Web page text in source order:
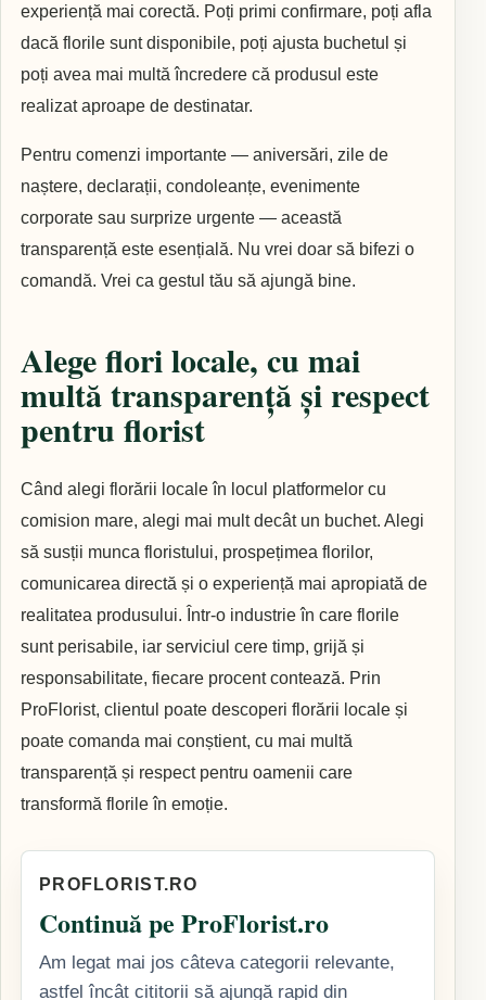
experiență mai corectă. Poți primi confirmare, poți afla
dacă florile sunt disponibile, poți ajusta buchetul și
poți avea mai multă încredere că produsul este
realizat aproape de destinatar.
Pentru comenzi importante — aniversări, zile de
naștere, declarații, condoleanțe, evenimente
corporate sau surprize urgente — această
transparență este esențială. Nu vrei doar să bifezi o
comandă. Vrei ca gestul tău să ajungă bine.
Alege flori locale, cu mai
multă transparență și respect
pentru florist
Când alegi florării locale în locul platformelor cu
comision mare, alegi mai mult decât un buchet. Alegi
să susții munca floristului, prospețimea florilor,
comunicarea directă și o experiență mai apropiată de
realitatea produsului. Într-o industrie în care florile
sunt perisabile, iar serviciul cere timp, grijă și
responsabilitate, fiecare procent contează. Prin
ProFlorist, clientul poate descoperi florării locale și
poate comanda mai conștient, cu mai multă
transparență și respect pentru oamenii care
transformă florile în emoție.
PROFLORIST.RO
Continuă pe ProFlorist.ro
Am legat mai jos câteva categorii relevante,
astfel încât cititorii să ajungă rapid din